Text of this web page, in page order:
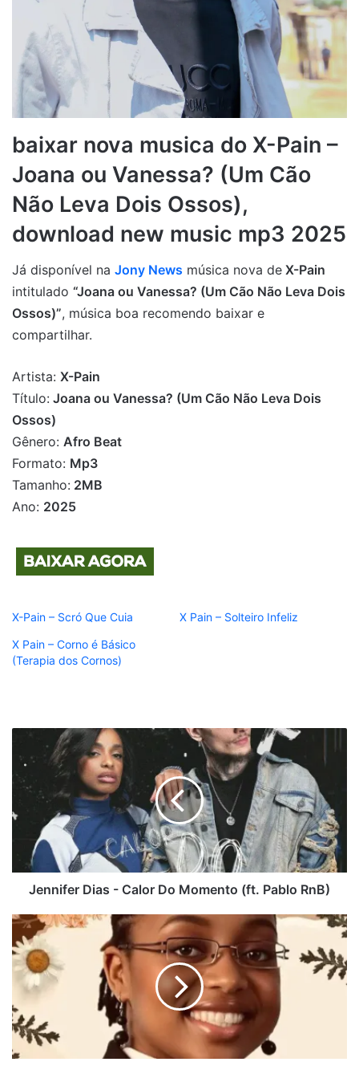
baixar nova musica do X-Pain –
Joana ou Vanessa? (Um Cão
Não Leva Dois Ossos),
download new music mp3 2025
Já disponível na Jony News música nova de X-Pain
intitulado “Joana ou Vanessa? (Um Cão Não Leva Dois
Ossos)”, música boa recomendo baixar e
compartilhar.
Artista: X-Pain
Título: Joana ou Vanessa? (Um Cão Não Leva Dois
Ossos)
Gênero: Afro Beat
Formato: Mp3
Tamanho: 2MB
Ano: 2025
X-Pain – Scró Que Cuia
X Pain – Solteiro Infeliz
X Pain – Corno é Básico
(Terapia dos Cornos)
Calor
Momento
Pablo
RnB)
Jennifer Dias - Calor Do Momento (ft. Pablo RnB)
Dama
Do
Bling
-
Força
de
Mulher